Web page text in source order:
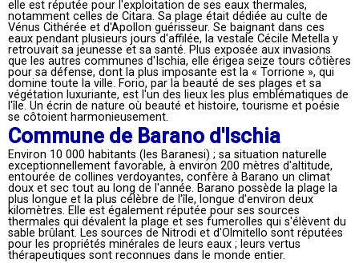
elle est réputée pour l'exploitation de ses eaux thermales,
notamment celles de Citara. Sa plage était dédiée au culte de
Vénus Cithérée et d'Apollon guérisseur. Se baignant dans ces
eaux pendant plusieurs jours d'affilée, la vestale Cécile Metella y
retrouvait sa jeunesse et sa santé. Plus exposée aux invasions
que les autres communes d'Ischia, elle érigea seize tours côtières
pour sa défense, dont la plus imposante est la « Torrione », qui
domine toute la ville. Forio, par la beauté de ses plages et sa
végétation luxuriante, est l'un des lieux les plus emblématiques de
l'île. Un écrin de nature où beauté et histoire, tourisme et poésie
se côtoient harmonieusement.
Commune de Barano d'Ischia
Environ 10 000 habitants (les Baranesi) ; sa situation naturelle
exceptionnellement favorable, à environ 200 mètres d'altitude,
entourée de collines verdoyantes, confère à Barano un climat
doux et sec tout au long de l'année. Barano possède la plage la
plus longue et la plus célèbre de l'île, longue d'environ deux
kilomètres. Elle est également réputée pour ses sources
thermales qui dévalent la plage et ses fumerolles qui s'élèvent du
sable brûlant. Les sources de Nitrodi et d'Olmitello sont réputées
pour les propriétés minérales de leurs eaux ; leurs vertus
thérapeutiques sont reconnues dans le monde entier.